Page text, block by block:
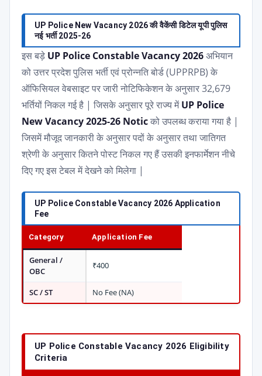
UP Police New Vacancy 2026 की वैकेंसी डिटेल यूपी पुलिस
नई भर्ती 2025-26
इस बड़े UP Police Constable Vacancy 2026अभियान
को उत्तर प्रदेश पुलिस भर्ती एवं प्रोन्नति बोर्ड (UPPRPB) के
ऑफिसियल वेबसाइट पर जारी नोटिफिकेशन के अनुसार 32,679
भर्तियों निकल गई है | जिसके अनुसार पूरे राज्य मेंUP Police
New Vacancy 2025-26 Noticको उपलब्ध कराया गया है |
जिसमें मौजूद जानकारी के अनुसार पदों के अनुसार तथा जातिगत
श्रेणी के अनुसार कितने पोस्ट निकल गए हैं उसकी इनफार्मेशन नीचे
दिए गए इस टेबल में देखने को मिलेगा |
UP Police Constable Vacancy 2026 Application
Fee
Category Application Fee
General /
OBC
₹400
SC / ST No Fee (NA)
UP Police Constable Vacancy 2026 Eligibility
Criteria